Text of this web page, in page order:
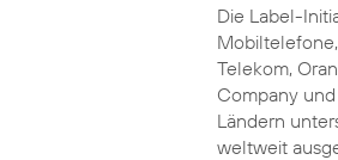
Die Label-
Telekom,
Company
Ländern
weltweit